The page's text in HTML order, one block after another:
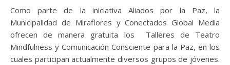
Como parte de la iniciativa Aliados por la Paz, la
Municipalidad de Miraflores y Conectados Global Media
ofrecen de manera gratuita los Talleres de Teatro
Mindfulness y Comunicación Consciente para la Paz, en los
cuales participan actualmente diversos grupos de jóvenes.